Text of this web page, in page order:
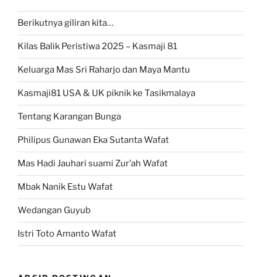
Berikutnya giliran kita…
Kilas Balik Peristiwa 2025 – Kasmaji 81
Keluarga Mas Sri Raharjo dan Maya Mantu
Kasmaji81 USA & UK piknik ke Tasikmalaya
Tentang Karangan Bunga
Philipus Gunawan Eka Sutanta Wafat
Mas Hadi Jauhari suami Zur’ah Wafat
Mbak Nanik Estu Wafat
Wedangan Guyub
Istri Toto Amanto Wafat